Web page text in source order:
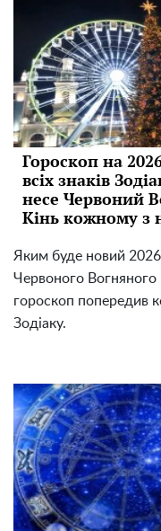
Гороскоп на
всіх знаків
несе Червоний
Кінь кожному з
Яким буде новий 2026
Червоного Вогняного
гороскоп попередив
Зодіаку.